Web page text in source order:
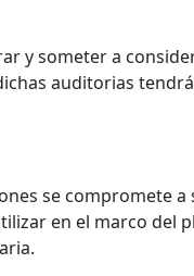
y someter a
auditorias
se compromete
en el marco del